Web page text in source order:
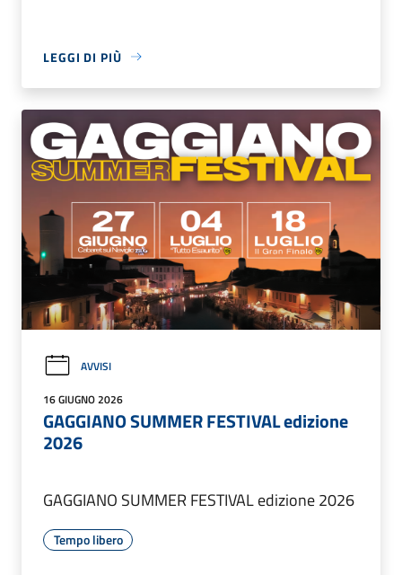
LEGGI DI PIÙ
AVVISI
16 GIUGNO 2026
GAGGIANO SUMMER FESTIVAL edizione
2026
GAGGIANO SUMMER FESTIVAL edizione 2026
Tempo libero